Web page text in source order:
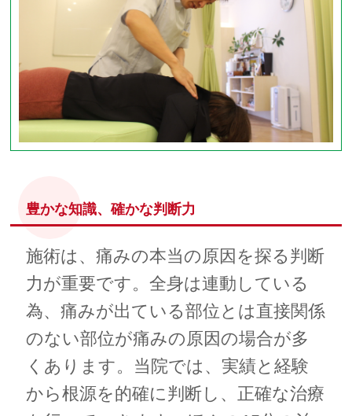
豊かな知識、確かな判断力
施術は、痛みの本当の原因を探る判断
力が重要です。全身は連動している
為、痛みが出ている部位とは直接関係
のない部位が痛みの原因の場合が多
くあります。当院では、実績と経験
から根源を的確に判断し、正確な治療